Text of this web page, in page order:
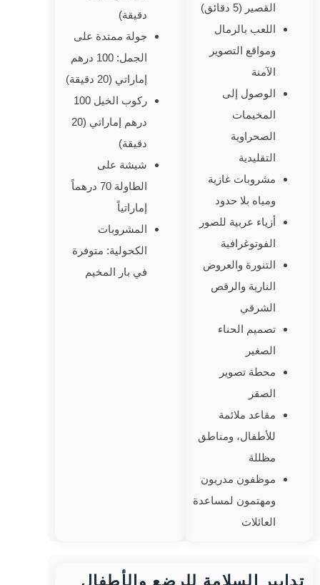
القصير (5 دقائق)
اللعب بالرمال
ومواقع التصوير
الآمنة
الوصول إلى
المخيمات
الصحراوية
التقليدية
مشروبات غازية
ومياه بلا حدود
أزياء عربية للصور
الفوتوغرافية
التنورة والعروض
النارية والرقص
الشرقي
تصميم الحناء
الصغير
محطة تصوير
الصقر
مقاعد ملائمة
للأطفال، ومناطق
مظللة
موظفون مدربون
ومهتمون لمساعدة
العائلات
دقيقة)
جولة ممتدة على
الجمل: 100 درهم
إماراتي (20 دقيقة)
ركوب الخيل 100
درهم إماراتي (20
دقيقة)
شيشة على
الطاولة 70 درهماً
إماراتياً
المشروبات
الكحولية: متوفرة
في بار المخيم
تدابير السلامة للرضع والأطفال